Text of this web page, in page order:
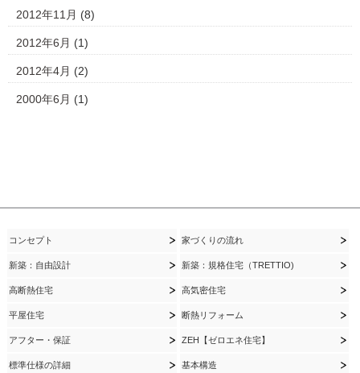
2012年11月 (8)
2012年6月 (1)
2012年4月 (2)
2000年6月 (1)
コンセプト 家づくりの流れ
新築：自由設計 新築：規格住宅（TRETTIO)
高断熱住宅 高気密住宅
平屋住宅 断熱リフォーム
アフター・保証 ZEH【ゼロエネ住宅】
標準仕様の詳細 基本構造